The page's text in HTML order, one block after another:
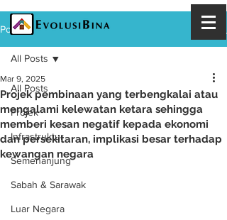
Post
All Posts
Projek
Infrastruktur
Semenanjung
Sabah & Sarawak
Luar Negara
All Posts
Projek pembinaan yang terbengkalai atau
mengalami kelewatan ketara sehingga
memberi kesan negatif kepada ekonomi
dan persekitaran, implikasi besar terhadap
kewangan negara
Mar 9, 2025